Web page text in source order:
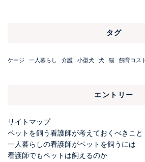
タグ
ケージ 一人暮らし 介護 小型犬 犬 猫 飼育コス
エントリー
サイトマップ
ペットを飼う看護師が考えておくべきこと
一人暮らしの看護師がペットを飼うには
看護師でもペットは飼えるのか